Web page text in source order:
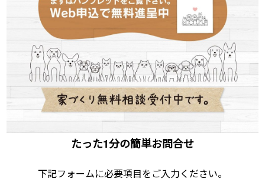
たった1分の簡単お問合せ
下記フォームに必要項目をご入力ください。